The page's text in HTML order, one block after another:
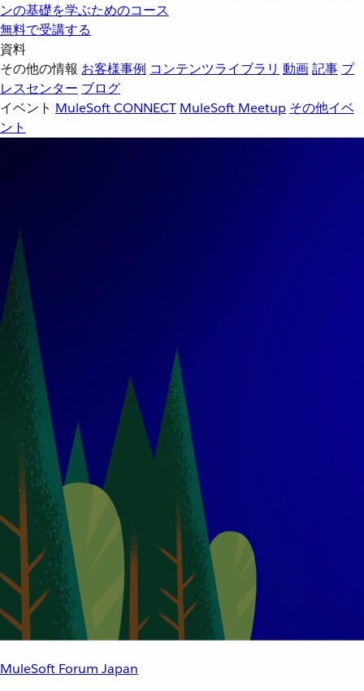
ンの基礎を学ぶためのコース
無料で受講する
資料
その他の情報 お客様事例 コンテンツライブラリ 動画記事 プ
レスセンター ブログ
イベント MuleSoft CONNECT MuleSoft Meetup その他イベ
ント
MuleSoft Forum Japan